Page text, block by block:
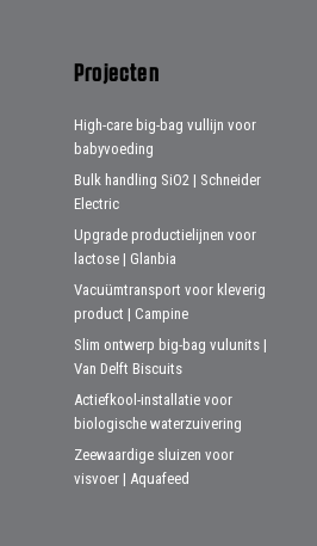
Projecten
High-care big-bag vullijn voor
babyvoeding
Bulk handling SiO2 | Schneider
Electric
Upgrade productielijnen voor
lactose | Glanbia
Vacuümtransport voor kleverig
product | Campine
Slim ontwerp big-bag vulunits |
Van Delft Biscuits
Actiefkool-installatie voor
biologische waterzuivering
Zeewaardige sluizen voor
visvoer | Aquafeed